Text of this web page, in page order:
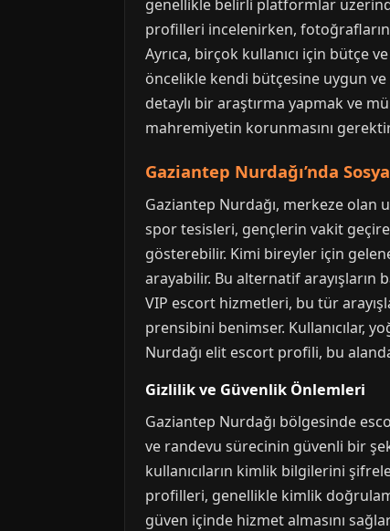
genellikle belirli platformlar
profilleri incelenirken,
Ayrıca, birçok kullanıcı için bütçe
öncelikle kendi bütçesine uygun
detaylı bir araştırma yapmak ve
mahremiyetin korunmasını
Gaziantep Nurdağı’nda
Gaziantep Nurdağı, merkeze olan
spor tesisleri, gençlerin vakit
gösterebilir. Kimi bireyler için
arayabilir. Bu alternatif arayışların
VIP escort hizmetleri, bu tür
prensibini benimser. Kullanıcılar,
Nurdağı elit escort profili, bu
Gizlilik ve Güvenlik Önlemleri
Gaziantep Nurdağı bölgesinde
ve randevu sürecinin güvenli bir
kullanıcıların kimlik bilgilerini
profilleri, genellikle kimlik
güven içinde hizmet almasını